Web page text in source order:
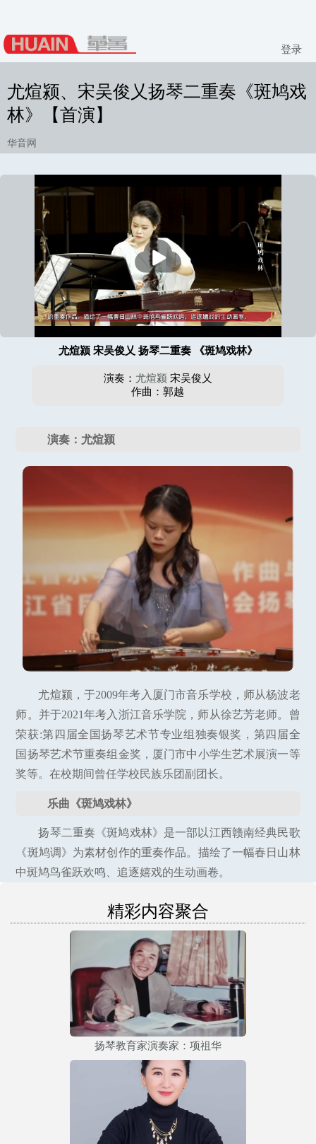
登录
尤煊颍、宋吴俊乂扬琴二重奏《斑鸠戏
林》【首演】
华音网
放
尤煊颍 宋吴俊乂 扬琴二重奏 《斑鸠戏林》
演奏： 尤煊颍 宋吴俊乂
作曲：郭越
演奏：尤煊颍
尤煊颍，于2009年考入厦门市音乐学校，师从杨波老
师。并于2021年考入浙江音乐学院，师从徐艺芳老师。曾
荣获:第四届全国扬琴艺术节专业组独奏银奖，第四届全
国扬琴艺术节重奏组金奖，厦门市中小学生艺术展演一等
奖等。在校期间曾任学校民族乐团副团长。
乐曲《斑鸠戏林》
扬琴二重奏《斑鸠戏林》是一部以江西赣南经典民歌
《斑鸠调》为素材创作的重奏作品。描绘了一幅春日山林
中斑鸠鸟雀跃欢鸣、追逐嬉戏的生动画卷。
精彩内容聚合
扬琴教育家演奏家：项祖华